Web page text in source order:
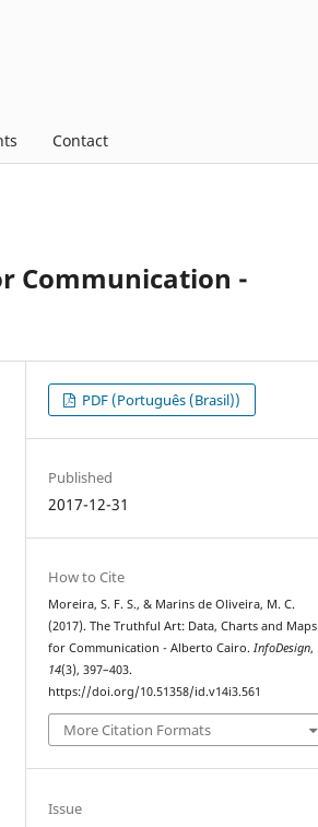
Contact
Communication -
PDF (Português (Brasil))
Published
2017-12-31
How to Cite
Moreira, S. F. S., & Marins de Oliveira, M. C.
(2017). The Truthful Art: Data, Charts and Maps
for Communication - Alberto Cairo.InfoDesign,
14(3), 397–403.
https://doi.org/10.51358/id.v14i3.561
More Citation Formats
Issue